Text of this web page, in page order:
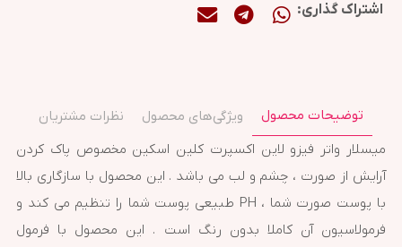
اشتراک گذاری:
توضیحات محصول ویژگی‌های محصول
نظرات مشتریان
میسلار واتر فیزو لاین اکسپرت کلین اسکین مخصوص پاک کردن
آرایش از صورت ، چشم و لب می باشد . این محصول با سازگاری بالا
با پوست صورت شما ، PH طبیعی پوست شما را تنظیم می کند و
فرمولاسیون آن کاملا بدون رنگ است . این محصول با فرمول